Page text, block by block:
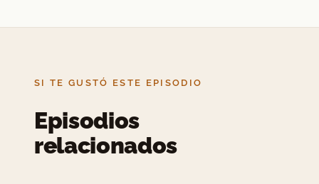
SI TE GUSTÓ ESTE EPISODIO
Episodios
relacionados